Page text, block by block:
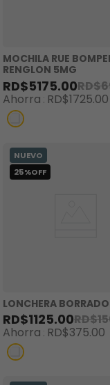
MOCHILA RUE
RENGLON 5MG
RD$5175.00RD$
Ahorra RD$1725.00
LONCHERA
RD$1125.00RD$
Ahorra RD$375.00